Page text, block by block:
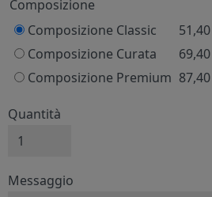
Prezzo
Composizione
Composizione Classic
51,40
Composizione Curata
69,40
Composizione Premium 87,40
Quantità
Messaggio e firma
Messaggio